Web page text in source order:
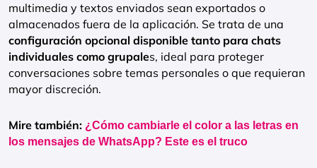
multimedia y textos enviados sean exportados o
almacenados fuera de la aplicación. Se trata de una
configuración opcional disponible tanto para chats
individuales como grupales, ideal para proteger
conversaciones sobre temas personales o que requieran
mayor discreción.
Mire también: ¿Cómo cambiarle el color a las letras en
los mensajes de WhatsApp? Este es el truco